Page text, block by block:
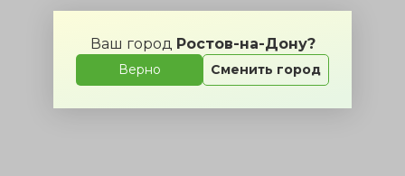
Ваш город Ростов-на-Дону?
Верно Сменить город